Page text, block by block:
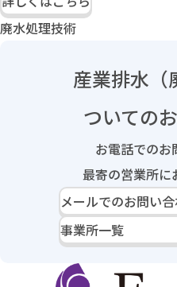
廃水処理技術
産業排水（
ついての
お電話でのお
最寄の営業所に
メールでのお問い
事業所一覧